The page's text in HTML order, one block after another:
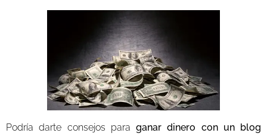
Podría darte consejos para ganar dinero con un blog